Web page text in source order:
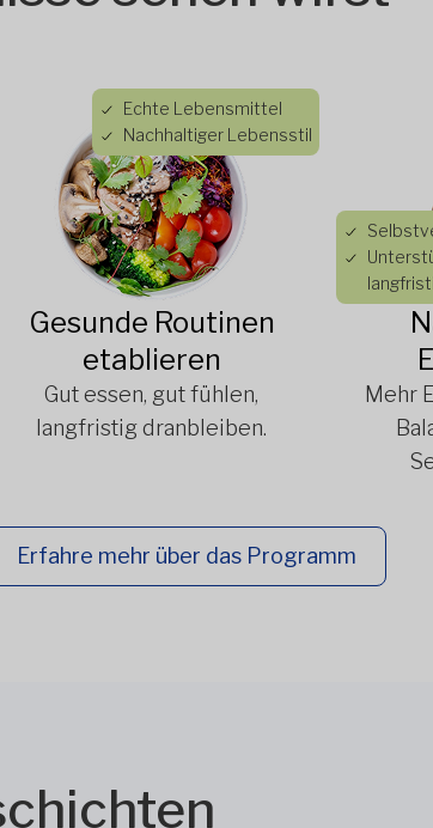
Echte Lebensmittel
Nachhaltiger Lebensstil
Gesunde Routinen
etablieren
Gut essen, gut fühlen,
langfristig dranbleiben.
Mehr
Erfahre mehr über das Programm